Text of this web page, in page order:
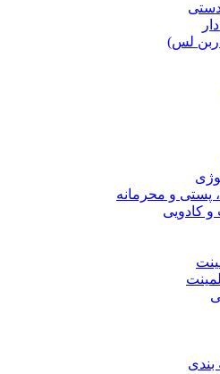
لس)
پستی و محرمانه
کادویی